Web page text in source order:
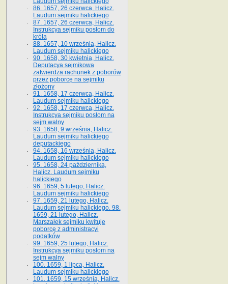
86. 1657, 26 czerwca, Halicz.
Laudum sejmiku halickiego
87. 1657, 26 czerwca, Halicz.
Instrukcya sejmiku posłom do
króla
88. 1657, 10 września, Halicz.
Laudum sejmiku halickiego
90. 1658, 30 kwietnia, Halicz.
Deputacya sejmikowa
zatwierdza rachunek z poborów
przez poborcę na sejmiku
złożony
91. 1658, 17 czerwca, Halicz.
Laudum sejmiku halickiego
92. 1658, 17 czerwca, Halicz.
Instrukcya sejmiku posłom na
sejm walny
93. 1658, 9 września, Halicz.
Laudum sejmiku halickiego
deputackiego
94. 1658, 16 września, Halicz.
Laudum sejmiku halickiego
95. 1658, 24 października,
Halicz. Laudum sejmiku
halickiego
96. 1659, 5 lutego, Halicz.
Laudum sejmiku halickiego
97. 1659, 21 lutego, Halicz.
Laudum sejmiku halickiego. 98.
1659, 21 lutego, Halicz.
Marszałek sejmiku kwituje
poborcę z administracyi
podatków
99. 1659, 25 lutego, Halicz.
Instrukcya sejmiku posłom na
sejm walny
100. 1659, 1 lipca, Halicz.
Laudum sejmiku halickiego
101. 1659, 15 września, Halicz.